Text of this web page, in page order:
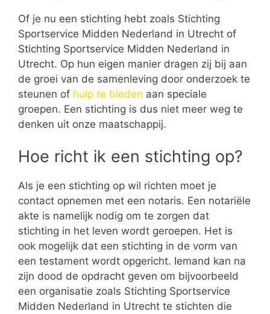
Of je nu een stichting hebt zoals Stichting
Sportservice Midden Nederland in Utrecht of
Stichting Sportservice Midden Nederland in
Utrecht. Op hun eigen manier dragen zij bij aan
de groei van de samenleving door onderzoek te
steunen of hulp te bieden aan speciale
groepen. Een stichting is dus niet meer weg te
denken uit onze maatschappij.
Hoe richt ik een stichting op?
Als je een stichting op wil richten moet je
contact opnemen met een notaris. Een notariële
akte is namelijk nodig om te zorgen dat
stichting in het leven wordt geroepen. Het is
ook mogelijk dat een stichting in de vorm van
een testament wordt opgericht. Iemand kan na
zijn dood de opdracht geven om bijvoorbeeld
een organisatie zoals Stichting Sportservice
Midden Nederland in Utrecht te stichten die